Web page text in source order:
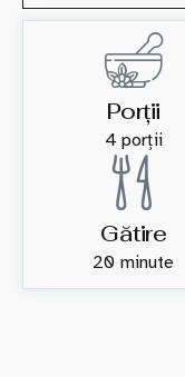
Porții
4 porții
Gătire
20 minute